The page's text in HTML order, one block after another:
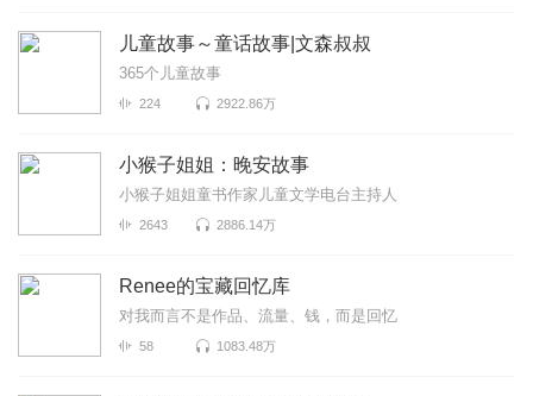
儿童故事～童话故事|文森叔叔
365个儿童故事
224 2922.86万
小猴子姐姐：晚安故事
小猴子姐姐童书作家儿童文学电台主持人
2643 2886.14万
Renee的宝藏回忆库
对我而言不是作品、流量、钱，而是回忆
58 1083.48万